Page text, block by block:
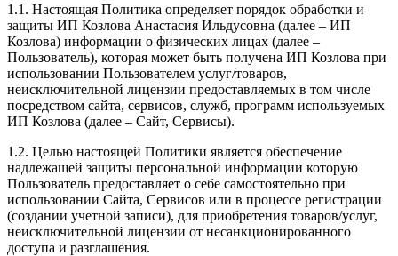
1.1. Настоящая Политика определяет порядок обработки и
защиты ИП Козлова Анастасия Ильдусовна (далее – ИП
Козлова) информации о физических лицах (далее –
Пользователь), которая может быть получена ИП Козлова при
использовании Пользователем услуг/товаров,
неисключительной лицензии предоставляемых в том числе
посредством сайта, сервисов, служб, программ используемых
ИП Козлова (далее – Сайт, Сервисы).
1.2. Целью настоящей Политики является обеспечение
надлежащей защиты персональной информации которую
Пользователь предоставляет о себе самостоятельно при
использовании Сайта, Сервисов или в процессе регистрации
(создании учетной записи), для приобретения товаров/услуг,
неисключительной лицензии от несанкционированного
доступа и разглашения.